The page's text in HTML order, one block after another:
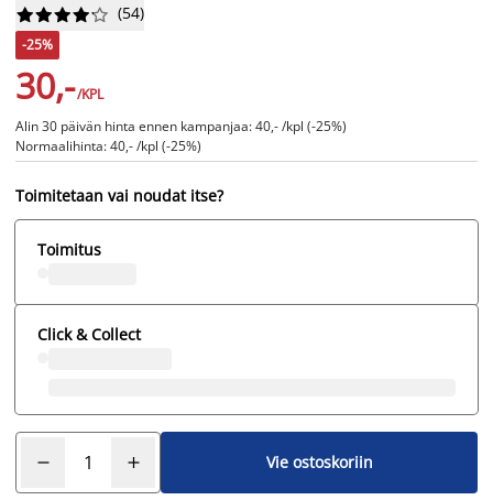





 (54)
-25%
30,-/KPL
Alin 30 päivän hinta ennen kampanjaa: 40,- /kpl (-25%)
Normaalihinta: 40,- /kpl (-25%)
Toimitetaan vai noudat itse?
Toimitus
Click & Collect
Vie ostoskoriin